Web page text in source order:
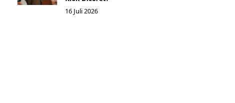
16 Juli 2026